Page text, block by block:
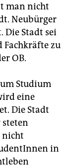
man nicht
Neubürger
Die Stadt sei
Fachkräfte zu
OB.
Studium
eine
Die Stadt
nicht
in